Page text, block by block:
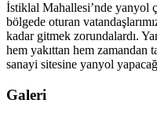
İstiklal Mahallesi’nde yanyol
bölgede oturan
kadar gitmek zorundalardı.
hem yakıttan hem zamandan
sanayi sitesine yanyol
Galeri